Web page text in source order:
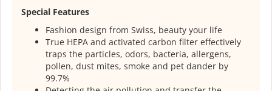
Special Features
Fashion design from Swiss, beauty your life
True HEPA and activated carbon filter effectively
traps the particles, odors, bacteria, allergens,
pollen, dust mites, smoke and pet dander by
99.7%